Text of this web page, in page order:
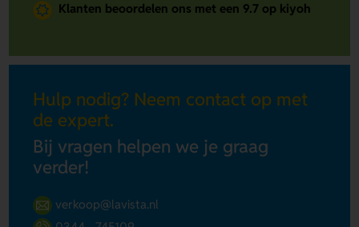
Klanten beoordelen ons met een 9.7 op kiyoh
Hulp nodig? Neem contact op met
de expert.
Bij vragen helpen we je graag
verder!
verkoop@lavista.nl